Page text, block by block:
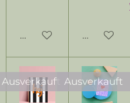
In den Warenkorb
In den
Ausverkauft Ausverkauft